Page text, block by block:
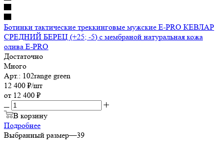
Ботинки тактические треккинговые мужские E-PRO КЕВЛАР
СРЕДНИЙ БЕРЕЦ (+25; -5) с мембраной натуральная кожа
олива E-PRO
Достаточно
Много
Арт.: 102range green
12 400 ₽/шт
от 12 400 ₽
В корзину
Подробнее
Выбранный размер—39